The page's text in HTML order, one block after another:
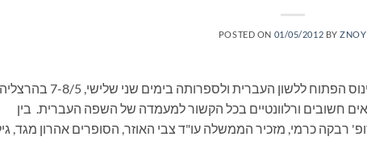
POSTED ON 01/05/2012 BYZNOY
האקדמיה ללשון העברית תקיים השנה את הכינוס הפתוח ללשון העברית ולספרותה בימים שני שלישי, 7-
חשובים ורלוונטיים בכל הקשור למעמדה של השפה העברית. בין
רבקה כרמי, מזכיר הממשלה עו"ד צבי האוזר, הסופרים אהרון מגד,